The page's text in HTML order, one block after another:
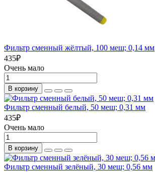
Фильтр сменный жёлтый, 100 меш; 0,14 мм
435₽
Очень мало
В корзину
Фильтр сменный белый, 50 меш; 0,31 мм
435₽
Очень мало
В корзину
Фильтр сменный зелёный, 30 меш; 0,56 мм